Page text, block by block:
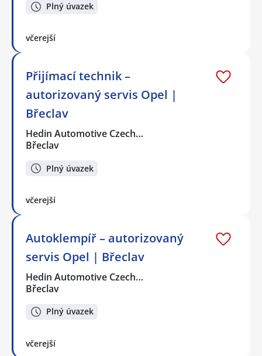
Plný úvazek
včerejší
Přijímací technik –
autorizovaný servis Opel |
Břeclav
Hedin Automotive Czech…
Břeclav
Plný úvazek
včerejší
Autoklempíř – autorizovaný
servis Opel | Břeclav
Hedin Automotive Czech…
Břeclav
Plný úvazek
včerejší